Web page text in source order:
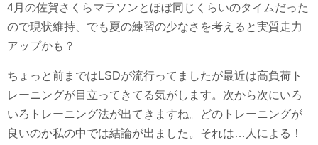
4月の佐賀さくらマラソンとほぼ同じくらいのタイムだった
ので現状維持、でも夏の練習の少なさを考えると実質走力
アップかも？
ちょっと前まではLSDが流行ってましたが最近は高負荷ト
レーニングが目立ってきてる気がします。次から次にいろ
いろトレーニング法が出てきますね。どのトレーニングが
良いのか私の中では結論が出ました。それは…人による！